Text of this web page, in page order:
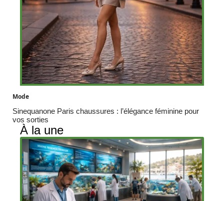
Mode
Sinequanone Paris chaussures : l’élégance féminine pour
vos sorties
À la une